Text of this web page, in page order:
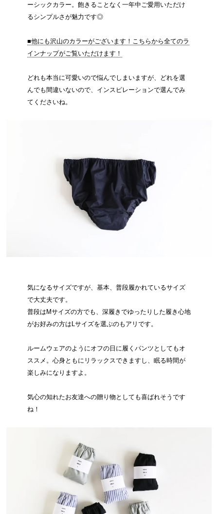
ーシックカラー。飽きることなく一年中ご愛用いただけ
るシンプルさが魅力です◎
■他にも沢山のカラーがございます！こちらから全てのラ
インナップがご覧いただけます！
どれも本当に可愛いので悩んでしまいますが、どれを選
んでも間違いないので、インスピレーションで選んでみ
てくださいね。
気になるサイズですが、基本、普段履かれているサイズ
で大丈夫です。
普段はMサイズの方でも、深履きでゆったりした履き心地
がお好みの方はLサイズを選ぶのもアリです。
ルームウェアのようにオフの日に履くパンツとしてもオ
ススメ。心身ともにリラックスできますし、眠る時間が
楽しみになりますよ。
気心の知れたお友達への贈り物としても喜ばれそうです
ね！